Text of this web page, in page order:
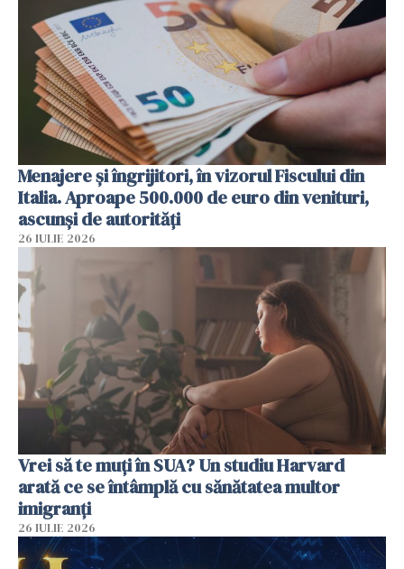
Menajere și îngrijitori, în vizorul Fiscului din
Italia. Aproape 500.000 de euro din venituri,
ascunși de autorități
26 IULIE 2026
Vrei să te muți în SUA? Un studiu Harvard
arată ce se întâmplă cu sănătatea multor
imigranți
26 IULIE 2026